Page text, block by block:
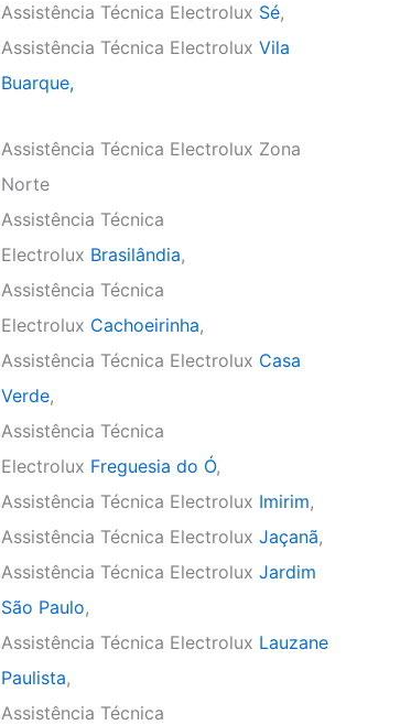
Assistência Técnica Electrolux Sé,
Assistência Técnica Electrolux Vila
Buarque,
Assistência Técnica Electrolux Zona
Norte
Assistência Técnica
Electrolux Brasilândia,
Assistência Técnica
Electrolux Cachoeirinha,
Assistência Técnica Electrolux Casa
Verde,
Assistência Técnica
Electrolux Freguesia do Ó,
Assistência Técnica Electrolux Imirim,
Assistência Técnica Electrolux Jaçanã,
Assistência Técnica Electrolux Jardim
São Paulo,
Assistência Técnica Electrolux Lauzane
Paulista,
Assistência Técnica